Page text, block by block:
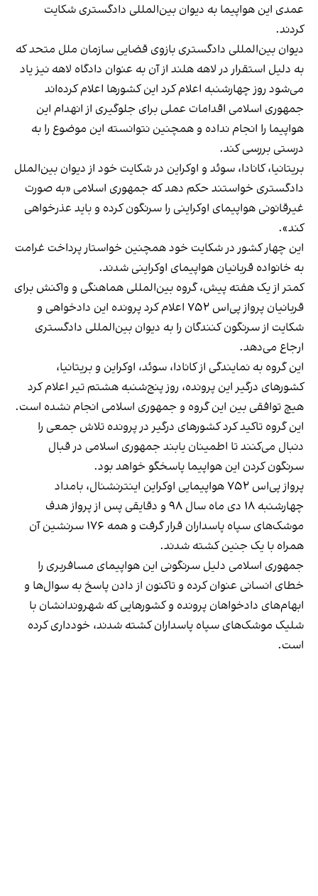
عمدی این هواپیما به دیوان بین‌المللی دادگستری شکایت
کردند.
دیوان بین‌المللی دادگستری بازوی قضایی سازمان ملل متحد که
به دلیل استقرار در لاهه هلند از آن به عنوان دادگاه لاهه نیز یاد
می‌شود روز چهارشنبه اعلام کرد این کشورها اعلام کرده‌اند
جمهوری اسلامی اقدامات عملی برای جلوگیری از انهدام این
هواپیما را انجام نداده و همچنین نتوانسته این موضوع را به
درستی بررسی کند.
بریتانیا، کانادا، سوئد و اوکراین در شکایت خود از دیوان بین‌الملل
دادگستری خواستند حکم دهد که جمهوری اسلامی «به صورت
غیرقانونی هواپیمای اوکراینی را سرنگون کرده و باید عذرخواهی
کند».
این چهار کشور در شکایت خود همچنین خواستار پرداخت غرامت
به خانواده قربانیان هواپیمای اوکراینی شدند.
کمتر از یک هفته پیش، گروه بین‌المللی هماهنگی و واکنش برای
قربانیان پرواز پی‌اس ۷۵۲ اعلام کرد پرونده این دادخواهی و
شکایت از سرنگون‌ کنندگان را به دیوان بین‌المللی دادگستری
ارجاع می‌دهد.
این گروه به نمایندگی از کانادا، سوئد، اوکراین و بریتانیا،
کشورهای درگیر این پرونده، روز پنج‌شنبه هشتم تیر اعلام کرد
هیچ توافقی بین این گروه و جمهوری اسلامی انجام نشده است.
این گروه تاکید کرد کشورهای درگیر در پرونده تلاش جمعی را
دنبال می‌کنند تا اطمینان یابند جمهوری اسلامی در قبال
سرنگون کردن این هواپیما پاسخگو خواهد بود.
پرواز پی‌اس ۷۵۲ هواپیمایی اوکراین اینترنشنال، بامداد
چهارشنبه ۱۸ دی ماه سال ۹۸ و دقایقی پس از پرواز هدف
موشک‌های سپاه پاسداران قرار گرفت و همه ۱۷۶ سرنشین آن
همراه با یک جنین کشته شدند.
جمهوری اسلامی دلیل سرنگونی این هواپیمای مسافربری را
خطای انسانی عنوان کرده و تاکنون از دادن پاسخ به سوال‌ها و
ابهام‌های دادخواهان پرونده و کشورهایی که شهروندانشان با
شلیک موشک‌های سپاه پاسداران کشته شدند، خودداری کرده‌
است.